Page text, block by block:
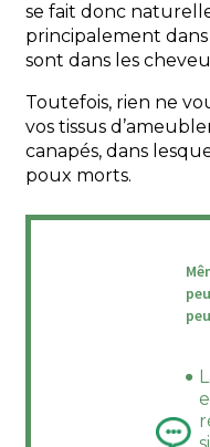
se fait donc
principalement
sont dans les
Toutefois, rien ne
vos tissus
canapés, dans
poux morts.